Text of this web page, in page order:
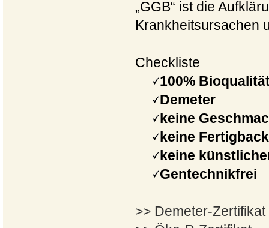
„GGB“ ist die
Krankheitsursachen
Checkliste
100%
Demeter
keine
keine
keine
Gentechnikfrei
>> Demeter-Zertifikat